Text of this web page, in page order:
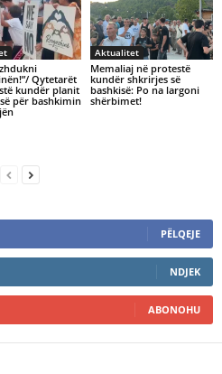
Qytetarët
kundër planit
për bashkimin
Aktualitet
Memaliaj në protestë
kundër shkrirjes së
bashkisë: Po na largoni
shërbimet!
PËLQEJE
NDJEK
ABONOHU